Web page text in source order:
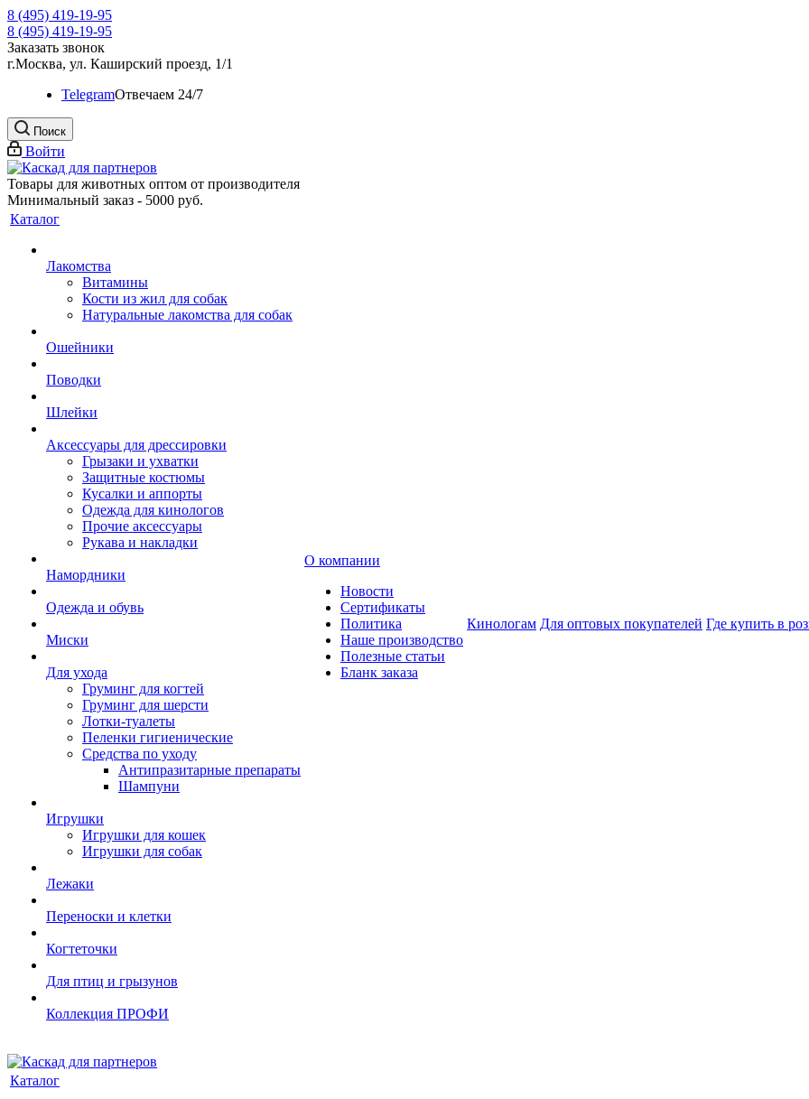
8 (495) 419-19-95
8 (495) 419-19-95
Заказать звонок
г.Москва, ул. Каширский проезд, 1/1
TelegramOтвечаем 24/7
Поиск
Войти
Товары для животных оптом от производителя
Минимальный заказ - 5000 руб.
Каталог
Лакомства
Витамины
Кости из жил для собак
Натуральные лакомства для собак
Ошейники
Поводки
Шлейки
Аксессуары для дрессировки
Грызаки и ухватки
Защитные костюмы
Кусалки и аппорты
Одежда для кинологов
Прочие аксессуары
Рукава и накладки
Намордники
Одежда и обувь
Миски
Для ухода
Груминг для когтей
Груминг для шерсти
Лотки-туалеты
Пеленки гигиенические
Средства по уходу
Антипразитарные препараты
Шампуни
Игрушки
Игрушки для кошек
Игрушки для собак
Лежаки
Переноски и клетки
Когтеточки
Для птиц и грызунов
Коллекция ПРОФИ
О компании
Новости
Сертификаты
Политика
Наше производство
Полезные статьи
Бланк заказа
Кинологам Для оптовых покупателей Где купить в
Каталог